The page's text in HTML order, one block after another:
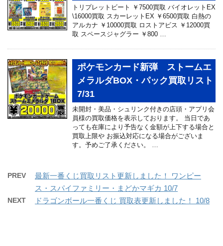
トリプレットビート ￥7500買取 バイオレットEX
\16000買取 スカーレットEX ￥6500買取 白熱の
アルカナ ￥10000買取 ロストアビス ￥12000買
取 スペースジャグラー ￥800 …
ポケモンカード新弾 ストームエ
メラルダBOX・パック買取リスト
7/31
未開封・美品・シュリンク付きの店頭・アプリ会
員様の買取価格を表示しております。 当日であ
っても在庫により予告なく金額が上下する場合と
買取上限や お振込対応になる場合がございま
す。予めご了承ください。 …
PREV
最新一番くじ買取リスト更新しました！ ワンピー
ス・スパイファミリー・まどかマギカ 10/7
NEXT ドラゴンボール一番くじ 買取表更新しました！ 10/8